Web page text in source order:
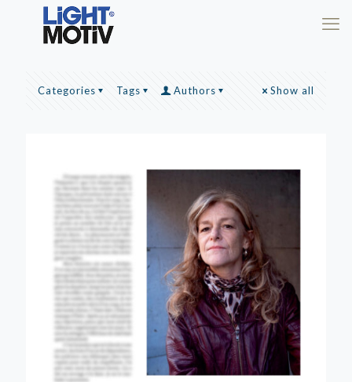
Categories Tags Authors Show all